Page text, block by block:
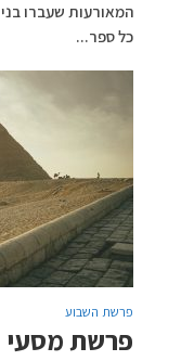
המאורעות שעברו בני
כל ספר...
פרשת השבוע
פרשת מסעי